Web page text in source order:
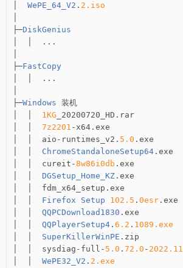
WePE_64_V2 . 2.iso
├─DiskGenius
...
├─FastCopy
...
├─Windows 装机
1KG _20200720_HD .
7z2201 -x64 .
  aio
- runtimes_v2 . 5.0 .
ChromeStandaloneSetup64 .
  cureit
-8w86i0db .
DGSetup_Home_KZ .
  fdm_x64_setup
.
Firefox Setup 102.5 . 0esr .
QQPCDownload1830 .
QQPlayerSetup4 . 6.2 . 1089.exe
SuperKillerWinPE .
  sysdiag
- full - 5.0 . 72.0 - 2022.11
WePE32_V2 . 2.exe